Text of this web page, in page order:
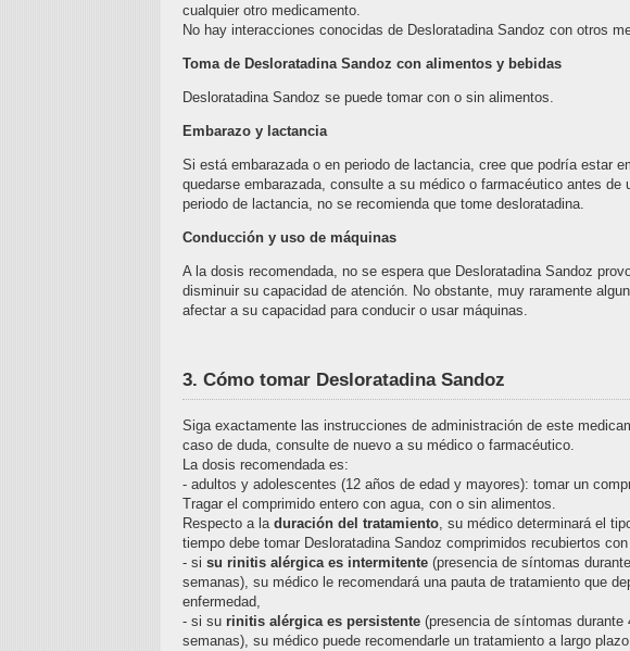
cualquier otro medicamento.
No hay interacciones conocidas de Desloratadina Sandoz con otros
Toma de Desloratadina Sandoz con alimentos y bebidas
Desloratadina Sandoz se puede tomar con o sin alimentos.
Embarazo y lactancia
Si está embarazada o en periodo de lactancia, cree que podría estar
quedarse embarazada, consulte a su médico o farmacéutico antes
periodo de lactancia, no se recomienda que tome desloratadina.
Conducción y uso de máquinas
A la dosis recomendada, no se espera que Desloratadina Sandoz
disminuir su capacidad de atención. No obstante, muy raramente
afectar a su capacidad para conducir o usar máquinas.
3. Cómo tomar Desloratadina Sandoz
Siga exactamente las instrucciones de administración de este
caso de duda, consulte de nuevo a su médico o farmacéutico.
La dosis recomendada es:
- adultos y adolescentes (12 años de edad y mayores): tomar un
Tragar el comprimido entero con agua, con o sin alimentos.
Respecto a la duración del tratamiento, su médico determinará el
tiempo debe tomar Desloratadina Sandoz comprimidos recubiertos
- si su rinitis alérgica es intermitente (presencia de síntomas
semanas), su médico le recomendará una pauta de tratamiento que
enfermedad,
- si su rinitis alérgica es persistente (presencia de síntomas
semanas), su médico puede recomendarle un tratamiento a largo